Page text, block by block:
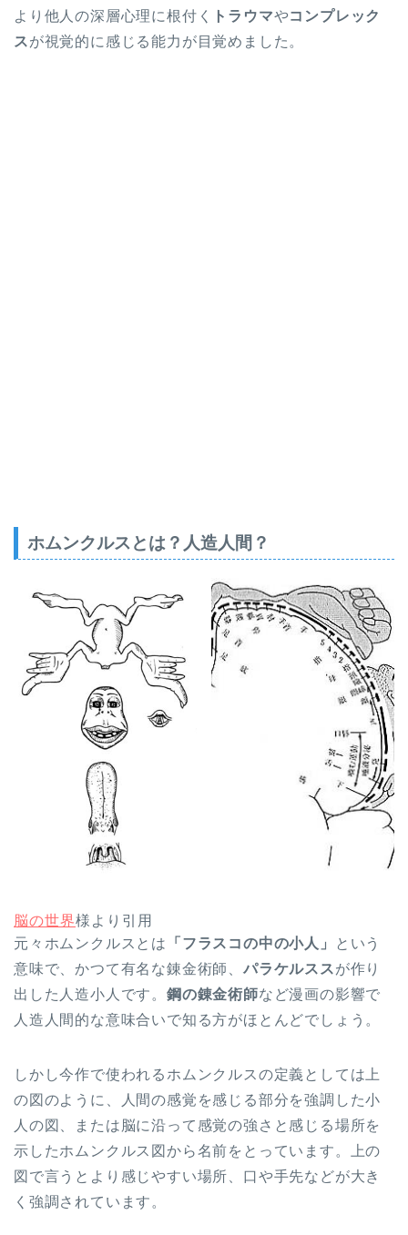
より他人の深層心理に根付く
トラウマやコンプレック
スが視覚的に感じる能力が目覚めました。
ホムンクルスとは？人造人間？
脳の世界様より引用
元々ホムンクルスとは
「フラスコの中の小人」
という
意味で、かつて有名な錬金術師、 パラケルススが作り
出した人造小人です。 鋼の錬金術師など漫画の影響で
人造人間的な意味合いで知る方がほとんどでしょう。
しかし今作で使われるホムンクルスの定義としては上
の図のように、人間の感覚を感じる部分を強調した小
人の図、または脳に沿って感覚の強さと感じる場所を
示したホムンクルス図から名前をとっています。上の
図で言うとより感じやすい場所、口や手先などが大き
く強調されています。